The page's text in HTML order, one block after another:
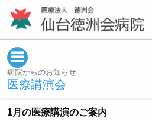
病院からのお知らせ
医療講演会
1月の医療講演のご案内